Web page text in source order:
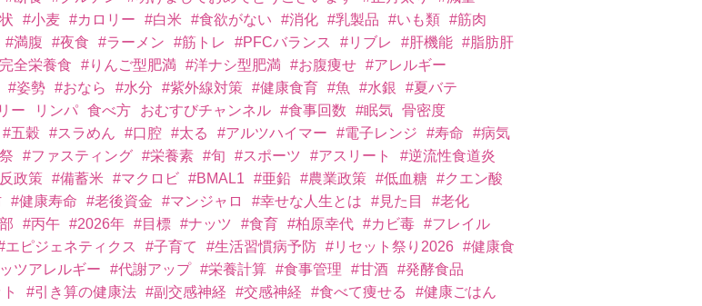
#小麦 #カロリー #白米 #食欲がない #消化 #乳製品 #いも類 #筋肉
#満腹 #夜食 #ラーメン #筋トレ #PFCバランス #リブレ #肝機能 #脂肪肝
全栄養食 #りんご型肥満 #洋ナシ型肥満 #お腹痩せ #アレルギー
#姿勢 #おなら #水分 #紫外線対策 #健康食育 #魚 #水銀
#夏バテ
ー リンパ 食べ方 おむすびチャンネル #食事回数 #眠気 骨密度
#五穀 #スラめん #口腔 #太る #アルツハイマー #電子レンジ #寿命
#病気
#ファスティング #栄養素 #旬 #スポーツ #アスリート
#逆流性食道炎
政策 #備蓄米 #マクロビ #BMAL1 #亜鉛 #農業政策 #低血糖 #クエン酸
#健康寿命 #老後資金 #マンジャロ #幸せな人生とは #見た目
#老化
#丙午 #2026年 #目標 #ナッツ #食育 #柏原幸代 #カビ毒 #フレイル
エピジェネティクス #子育て #生活習慣病予防 #リセット祭り2026 #健康食
ツアレルギー #代謝アップ #栄養計算 #食事管理 #甘酒 #発酵食品
#引き算の健康法 #副交感神経 #交感神経 #食べて痩せる
#健康ごはん